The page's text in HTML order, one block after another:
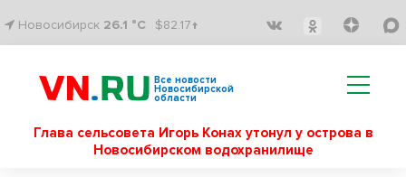
Новосибирск 26.1 °C $82.17↑
Все новости
Новосибирской
области
Глава сельсовета Игорь Конах утонул у острова в
Новосибирском водохранилище